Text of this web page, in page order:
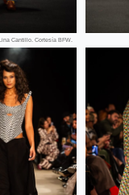
Lina Cantillo. Cortesía BFW.